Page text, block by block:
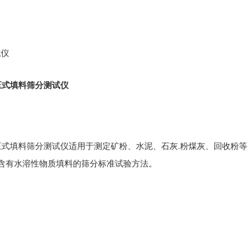
填料筛分测试仪
填料筛分测试仪适用于测定矿粉、水泥、石灰.粉煤灰、回收粉等
有水溶性物质填料的筛分标准试验方法。